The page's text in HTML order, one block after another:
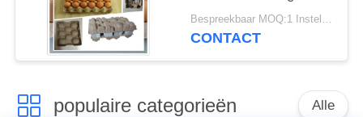
productiesnelheid
maakt
Bespreekbaar MOQ:1 Instellen
CONTACT
populaire categorieën Alle